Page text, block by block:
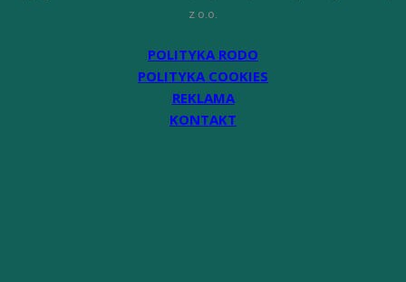
z o.o.
POLITYKA RODO
POLITYKA COOKIES
REKLAMA
KONTAKT